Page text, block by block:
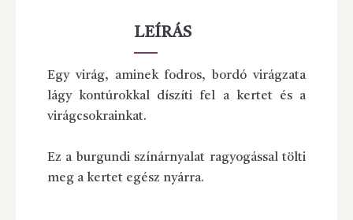
LEÍRÁS
Egy virág, aminek fodros, bordó virágzata
lágy kontúrokkal díszíti fel a kertet és a
virágcsokrainkat.
Ez a burgundi színárnyalat ragyogással tölti
meg a kertet egész nyárra.